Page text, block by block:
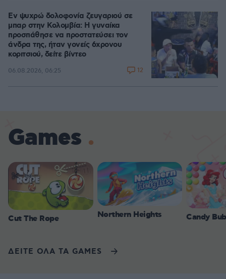
Εν ψυχρώ δολοφονία ζευγαριού σε
μπαρ στην Κολομβία: Η γυναίκα
προσπάθησε να προστατεύσει τον
άνδρα της, ήταν γονείς 6χρονου
κοριτσιού, δείτε βίντεο
06.08.2026, 06:25 12
Games
Cut The Rope Northern Heights Candy
ΔΕΙΤΕ ΟΛΑ ΤΑ GAMES